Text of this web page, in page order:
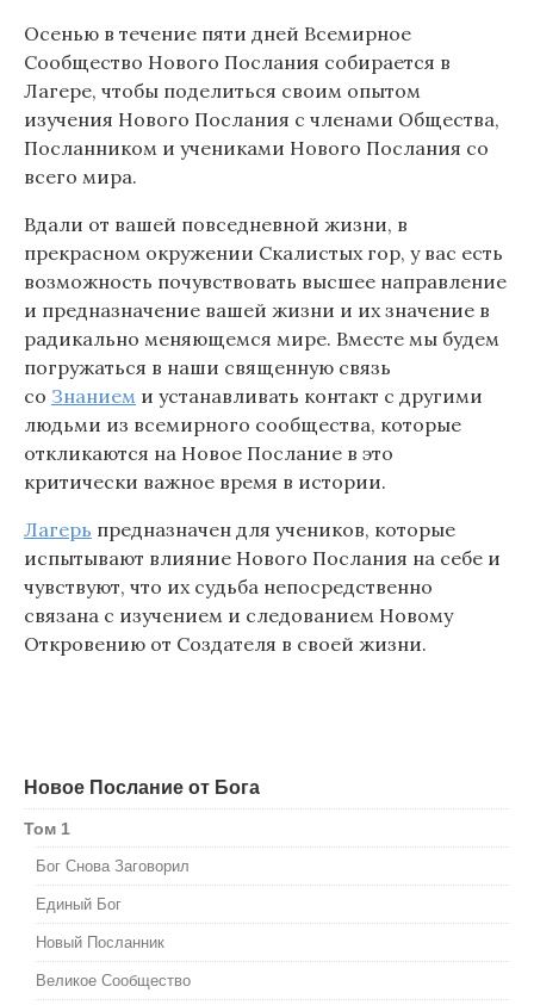
Осенью в течение пяти дней Всемирное
Сообщество Нового Послания собирается в
Лагере, чтобы поделиться своим опытом
изучения Нового Послания с членами Общества,
Посланником и учениками Нового Послания со
всего мира.
Вдали от вашей повседневной жизни, в
прекрасном окружении Скалистых гор, у вас есть
возможность почувствовать высшее направление
и предназначение вашей жизни и их значение в
радикально меняющемся мире. Вместе мы будем
погружаться в наши священную связь
со Знанием и устанавливать контакт с другими
людьми из всемирного сообщества, которые
откликаются на Новое Послание в это
критически важное время в истории.
Лагерь предназначен для учеников, которые
испытывают влияние Нового Послания на себе и
чувствуют, что их судьба непосредственно
связана с изучением и следованием Новому
Откровению от Создателя в своей жизни.
Новое Послание от Бога
Том 1
Бог Снова Заговорил
Единый Бог
Новый Посланник
Великое Сообщество